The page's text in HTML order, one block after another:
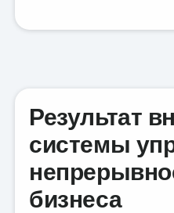
Результат
системы
бизнеса